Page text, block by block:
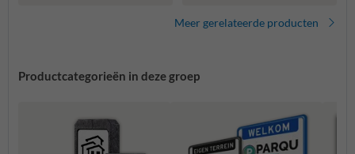
Meer gerelateerde producten
Productcategorieën in deze groep